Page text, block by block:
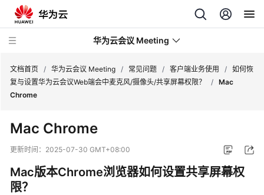
华为云会议 Meeting
动
态
服
务
文档首页 / 华为云会议 Meeting / 常见问题 / 客户端业务使用 / 如何恢
复与设置华为云会议Web端会中麦克风/摄像头/共享屏幕权限？
/ Mac
Chrome
Mac Chrome
更新时间： 2025-07-30 GMT+08:00
Mac版本Chrome浏览器如何设置共享屏幕权
限？